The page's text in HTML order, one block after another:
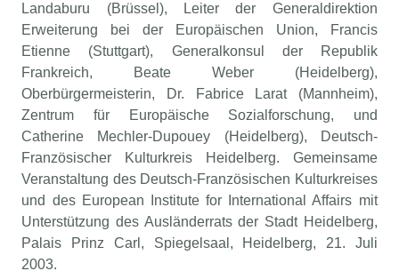
Landaburu (Brüssel), Leiter der Generaldirektion
Erweiterung bei der Europäischen Union, Francis
Etienne (Stuttgart), Generalkonsul der Republik
Frankreich, Beate Weber (Heidelberg),
Oberbürgermeisterin, Dr. Fabrice Larat (Mannheim),
Zentrum für Europäische Sozialforschung, und
Catherine Mechler-Dupouey (Heidelberg), Deutsch-
Französischer Kulturkreis Heidelberg. Gemeinsame
Veranstaltung des Deutsch-Französischen Kulturkreises
und des European Institute for International Affairs mit
Unterstützung des Ausländerrats der Stadt Heidelberg,
Palais Prinz Carl, Spiegelsaal, Heidelberg, 21. Juli
2003.